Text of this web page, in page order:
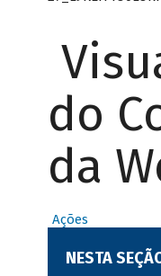
do
da
Ações
NESTA